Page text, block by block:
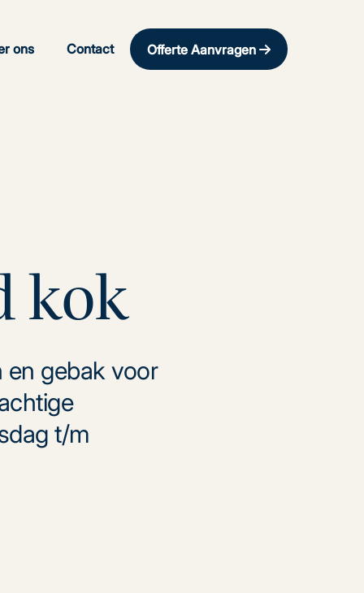
ons Contact Offerte Aanvragen
kok
en gebak voor
t/m